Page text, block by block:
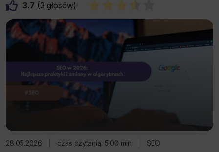
3.7 3
28.05.2026 czas czytania: 5:00 min SEO